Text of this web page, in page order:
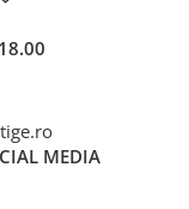
MEDIA